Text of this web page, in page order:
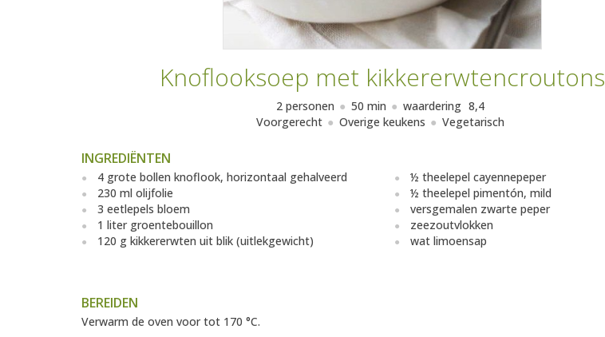
Knoflooksoep met kikkererwtencroutons
2 personen 50 min waardering 8,4
Voorgerecht
Overige keukens Vegetarisch
INGREDIËNTEN
4 grote bollen knoflook, horizontaal gehalveerd
230 ml olijfolie
3 eetlepels bloem
1 liter groentebouillon
120 g kikkererwten uit blik (uitlekgewicht)
½ theelepel cayennepeper
½ theelepel pimentón, mild
versgemalen zwarte peper
zeezoutvlokken
wat limoensap
BEREIDEN
Verwarm de oven voor tot 170 °C.